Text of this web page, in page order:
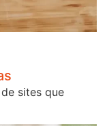
sites que